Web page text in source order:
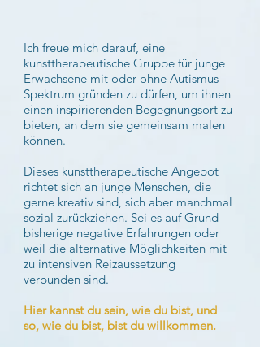
Ich freue mich darauf, eine
kunsttherapeutische Gruppe für junge
Erwachsene mit oder ohne Autismus
Spektrum gründen zu dürfen, um ihnen
einen inspirierenden Begegnungsort zu
bieten, an dem sie gemeinsam malen
können.
Dieses kunsttherapeutische Angebot
richtet sich an junge Menschen, die
gerne kreativ sind, sich aber manchmal
sozial zurückziehen. Sei es auf Grund
bisherige negative Erfahrungen oder
weil die alternative Möglichkeiten mit
zu intensiven Reizaussetzung
verbunden sind.
Hier kannst du sein, wie du bist, und
so, wie du bist, bist du willkommen.